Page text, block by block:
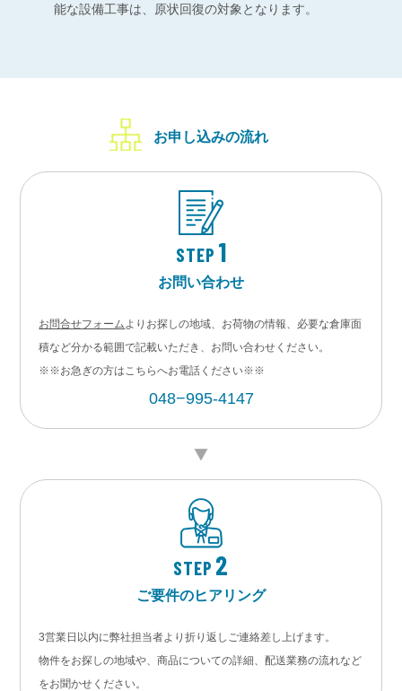
能な設備工事は、原状回復の対象となります。
お申し込みの流れ
STEP 1
お問い合わせ
お問合せフォーム よりお探しの地域、お荷物の情報、必要な倉庫面
積など分かる範囲で記載いただき、お問い合わせください。
※※お急ぎの方はこちらへお電話ください※※
048−995-4147
STEP 2
ご要件のヒアリング
3営業日以内に弊社担当者より折り返しご連絡差し上げます。
物件をお探しの地域や、商品についての詳細、配送業務の流れなど
をお聞かせください。